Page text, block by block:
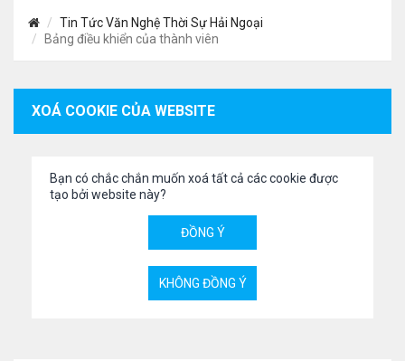
Tin Tức Văn Nghệ Thời Sự Hải Ngoại
Bảng điều khiển của thành viên
XOÁ COOKIE CỦA WEBSITE
Bạn có chắc chắn muốn xoá tất cả các cookie được
tạo bởi website này?